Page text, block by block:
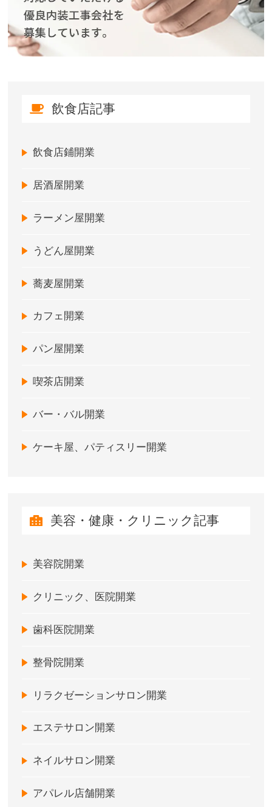
飲食店記事
飲食店鋪開業
居酒屋開業
ラーメン屋開業
うどん屋開業
蕎麦屋開業
カフェ開業
パン屋開業
喫茶店開業
バー・バル開業
ケーキ屋、パティスリー開業
美容・健康・クリニック記事
美容院開業
クリニック、医院開業
歯科医院開業
整骨院開業
リラクゼーションサロン開業
エステサロン開業
ネイルサロン開業
アパレル店舗開業